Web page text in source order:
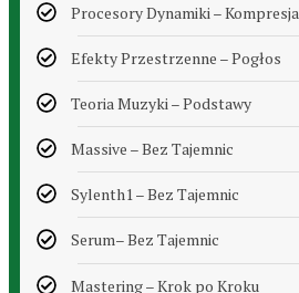
Procesory Dynamiki – Kompresja
Efekty Przestrzenne – Pogłos
Teoria Muzyki – Podstawy
Massive – Bez Tajemnic
Sylenth1 – Bez Tajemnic
Serum– Bez Tajemnic
Mastering – Krok po Kroku